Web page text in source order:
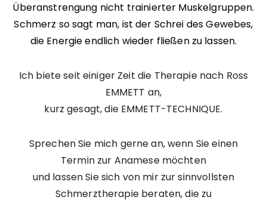
Überanstrengung nicht trainierter Muskelgruppen.
Schmerz so sagt man, ist der Schrei des Gewebes,
die Energie endlich wieder fließen zu lassen.
Ich biete seit einiger Zeit die Therapie nach Ross
EMMETT an,
kurz gesagt, die EMMETT-TECHNIQUE.
Sprechen Sie mich gerne an, wenn Sie einen
Termin zur Anamese möchten
und lassen Sie sich von mir zur sinnvollsten
Schmerztherapie beraten, die zu